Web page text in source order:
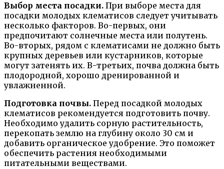
Выбор места посадки. При выборе места для
посадки молодых клематисов следует учитывать
несколько факторов. Во-первых, они
предпочитают солнечные места или полутень.
Во-вторых, рядом с клематисами не должно быть
крупных деревьев или кустарников, которые
могут затенять их. В-третьих, почва должна быть
плодородной, хорошо дренированной и
увлажненной.
Подготовка почвы. Перед посадкой молодых
клематисов рекомендуется подготовить почву.
Необходимо удалить сорную растительность,
перекопать землю на глубину около 30 см и
добавить органическое удобрение. Это поможет
обеспечить растения необходимыми
питательными веществами.